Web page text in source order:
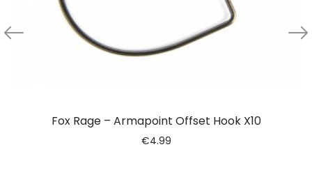
Fox Rage – Armapoint Offset Hook X10
€4.99